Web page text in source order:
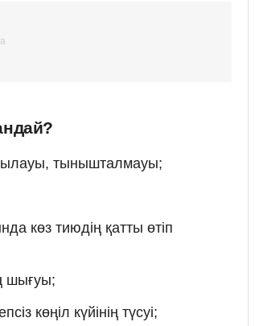
тынышталмауы;
көз тиюдің қатты өтіп
шығуы;
көңіл күйінің түсуі;